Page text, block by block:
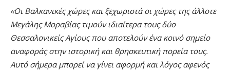
«Οι Βαλκανικές χώρες και ξεχωριστά οι χώρες της άλλοτε
Μεγάλης Μοραβίας τιμούν ιδιαίτερα τους δύο
Θεσσαλονικείς Αγίους που αποτελούν ένα κοινό σημείο
αναφοράς στην ιστορική και θρησκευτική πορεία τους.
Αυτό σήμερα μπορεί να γίνει αφορμή και λόγος αφενός